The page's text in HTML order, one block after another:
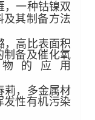
，一种钴镍双
及其制备方法
，高比表面积
制备及催化氧
的应用
莉，多金属材
发性有机污染